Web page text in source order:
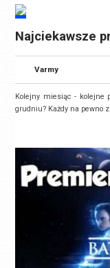
Najciekawsze
Varmy
Kolejny miesiąc - kolejne
grudniu? Każdy na pewno